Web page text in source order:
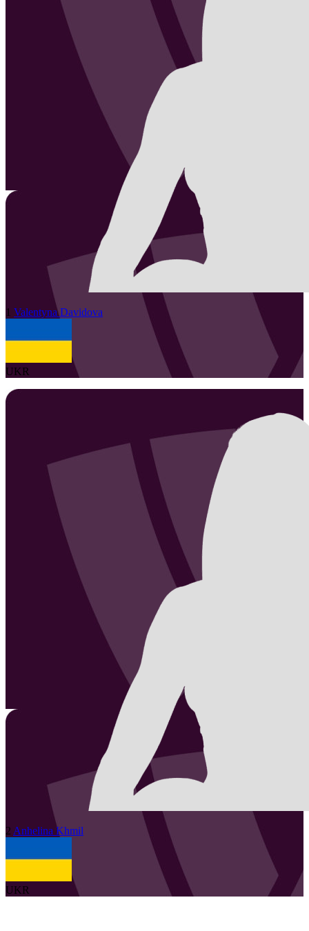
1 Valentyna Davidova
UKR
2 Anhelina Khmil
UKR